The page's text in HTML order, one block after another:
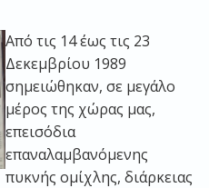
Από τις 14 έως τις 23
Δεκεμβρίου 1989
σημειώθηκαν, σε μεγάλο
μέρος της χώρας μας,
επεισόδια
επαναλαμβανόμενης
πυκνής ομίχλης, διάρκειας